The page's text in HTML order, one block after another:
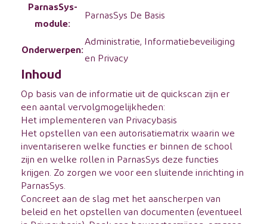
ParnasSys-
module:
ParnasSys De Basis
Onderwerpen:
Administratie, Informatiebeveiliging
en Privacy
Inhoud
Op basis van de informatie uit de quickscan zijn er
een aantal vervolgmogelijkheden:
Het implementeren van Privacybasis
Het opstellen van een autorisatiematrix waarin we
inventariseren welke functies er binnen de school
zijn en welke rollen in ParnasSys deze functies
krijgen. Zo zorgen we voor een sluitende inrichting in
ParnasSys.
Concreet aan de slag met het aanscherpen van
beleid en het opstellen van documenten (eventueel